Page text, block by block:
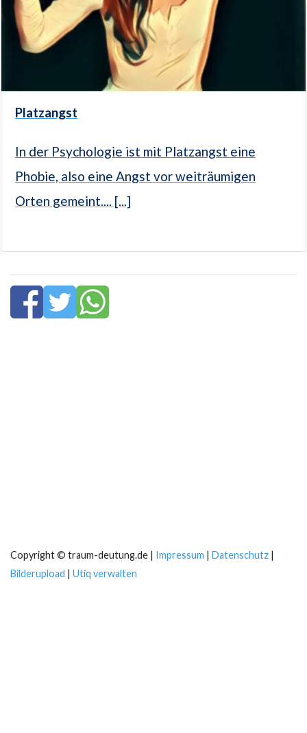
Platzangst
In der Psychologie ist mit Platzangst eine
Phobie, also eine Angst vor weiträumigen
Orten gemeint.... [...]
Copyright © traum-deutung.de | Impressum | Datenschutz |
Bilderupload | Utiq verwalten